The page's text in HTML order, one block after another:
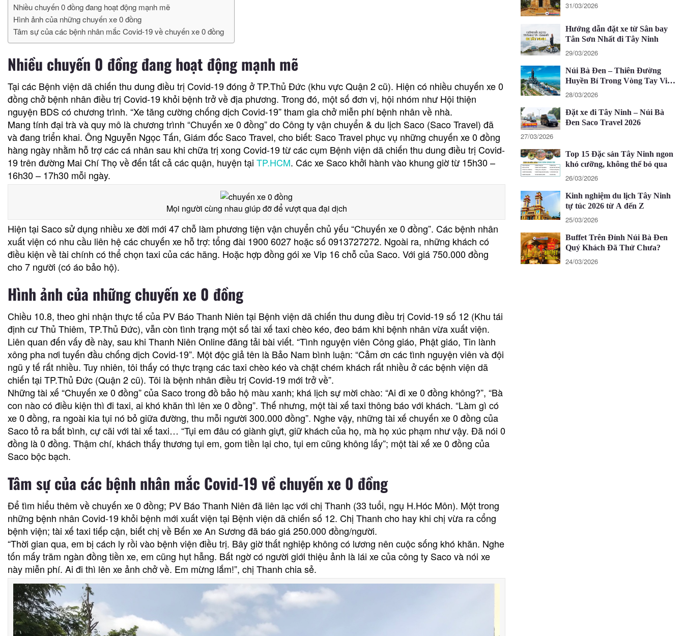
Nhiều chuyến 0 đồng đang hoạt động mạnh mẽ
Hình ảnh của những chuyến xe 0 đồng
Tâm sự của các bệnh nhân mắc Covid-19 về chuyến xe 0 đồng
Nhiều chuyến 0 đồng đang hoạt động mạnh mẽ
Tại các Bệnh viện dã chiến thu dung điều trị Covid-19 đóng ở TP.Thủ Đức (khu vực Quận 2 cũ). Hiện có nhiều chuyến xe 0
đồng chở bệnh nhân điều trị Covid-19 khỏi bệnh trở về địa phương. Trong đó, một số đơn vị, hội nhóm như Hội thiện
nguyện BDS có chương trình. “Xe tăng cường chống dịch Covid-19” tham gia chở miễn phí bệnh nhân về nhà.
Mang tính đại trà và quy mô là chương trình “Chuyến xe 0 đồng” do Công ty vận chuyển & du lịch Saco (Saco Travel) đã
và đang triển khai. Ông Nguyễn Ngọc Tấn, Giám đốc Saco Travel, cho biết: Saco Travel phục vụ những chuyến xe 0 đồng
hàng ngày nhằm hỗ trợ các cá nhân sau khi chữa trị xong Covid-19 từ các cụm Bệnh viện dã chiến thu dung điều trị Covid-
19 trên đường Mai Chí Thọ về đến tất cả các quận, huyện tại TP.HCM. Các xe Saco khởi hành vào khung giờ từ 15h30 –
16h30 – 17h30 mỗi ngày.
Mọi người cùng nhau giúp đỡ để vượt qua đại dịch
Hiện tại Saco sử dụng nhiều xe đời mới 47 chỗ làm phương tiện vận chuyển chủ yếu “Chuyến xe 0 đồng”. Các bệnh nhân
xuất viện có nhu cầu liên hệ các chuyến xe hỗ trợ: tổng đài 1900 6027 hoặc số 0913727272. Ngoài ra, những khách có
điều kiện về tài chính có thể chọn taxi của các hãng. Hoặc hợp đồng gói xe Vip 16 chỗ của Saco. Với giá 750.000 đồng
cho 7 người (có áo bảo hộ).
Hình ảnh của những chuyến xe 0 đồng
Chiều 10.8, theo ghi nhận thực tế của PV Báo Thanh Niên tại Bệnh viện dã chiến thu dung điều trị Covid-19 số 12 (Khu tái
định cư Thủ Thiêm, TP.Thủ Đức), vẫn còn tình trạng một số tài xế taxi chèo kéo, đeo bám khi bệnh nhân vừa xuất viện.
Liên quan đến vấy đề này, sau khi Thanh Niên Online đăng tải bài viết. “Tình nguyện viên Công giáo, Phật giáo, Tin lành
xông pha nơi tuyến đầu chống dịch Covid-19”. Một độc giả tên là Bảo Nam bình luận: “Cảm ơn các tình nguyện viên và đội
ngũ y tế rất nhiều. Tuy nhiên, tôi thấy có thực trạng các taxi chèo kéo và chặt chém khách rất nhiều ở các bệnh viện dã
chiến tại TP.Thủ Đức (Quận 2 cũ). Tôi là bệnh nhân điều trị Covid-19 mới trở về”.
Những tài xế “Chuyến xe 0 đồng” của Saco trong đồ bảo hộ màu xanh; khá lịch sự mời chào: “Ai đi xe 0 đồng không?”, “Bà
con nào có điều kiện thì đi taxi, ai khó khăn thì lên xe 0 đồng”. Thế nhưng, một tài xế taxi thông báo với khách. “Làm gì có
xe 0 đồng, ra ngoài kia tụi nó bỏ giữa đường, thu mỗi người 300.000 đồng”. Nghe vậy, những tài xế chuyến xe 0 đồng của
Saco tỏ ra bất bình, cự cãi với tài xế taxi… “Tụi em đâu có giành giựt, giữ khách của họ, mà họ xúc phạm như vậy. Đã nói 0
đồng là 0 đồng. Thậm chí, khách thấy thương tụi em, gom tiền lại cho, tụi em cũng không lấy”; một tài xế xe 0 đồng của
Saco bộc bạch.
Tâm sự của các bệnh nhân mắc Covid-19 về chuyến xe 0 đồng
Để tìm hiểu thêm về chuyến xe 0 đồng; PV Báo Thanh Niên đã liên lạc với chị Thanh (33 tuổi, ngụ H.Hóc Môn). Một trong
những bệnh nhân Covid-19 khỏi bệnh mới xuất viện tại Bệnh viện dã chiến số 12. Chị Thanh cho hay khi chị vừa ra cổng
bệnh viện; tài xế taxi tiếp cận, biết chị về Bến xe An Sương đã báo giá 250.000 đồng/người.
“Thời gian qua, em bị cách ly rồi vào bệnh viện điều trị. Bây giờ thất nghiệp không có lương nên cuộc sống khó khăn. Nghe
tốn mấy trăm ngàn đồng tiền xe, em cũng hụt hẫng. Bất ngờ có người giới thiệu ảnh là lái xe của công ty Saco và nói xe
này miễn phí. Ai đi thì lên xe ảnh chở về. Em mừng lắm!”, chị Thanh chia sẻ.
31/03/2026
Hướng dẫn đặt xe từ Sân bay
Tân Sơn Nhất đi Tây Ninh
29/03/2026
Núi Bà Đen – Thiên Đường
Huyền Bí Trong Vòng Tay Việt
Nam
28/03/2026
Đặt xe đi Tây Ninh – Núi Bà
Đen Saco Travel 2026
27/03/2026
Top 15 Đặc sản Tây Ninh ngon
khó cưỡng, không thể bỏ qua
26/03/2026
Kinh nghiệm du lịch Tây Ninh
tự túc 2026 từ A đến Z
25/03/2026
Buffet Trên Đỉnh Núi Bà Đen
Quý Khách Đã Thử Chưa?
24/03/2026